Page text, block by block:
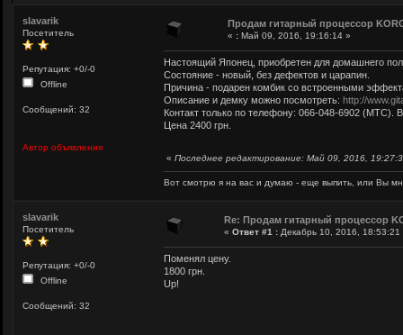
slavarik
Посетитель
Репутация: +0/-0
Offline
Сообщений: 32
Автор объявления
Продам гитарный процессор
« : Май 09, 2016, 19:16:14 »
Настоящий Японец, приобретен для домашнего
Состояние - новый, без дефектов и царапин.
Причина - подарен комбик со встроенными
Описание и демку можно посмотреть: http://
Контакт только по телефону: 066-048-6902 (МТС).
Цена 2400 грн.
« Последнее редактирование: Май 09, 2016,
Вот смотрю я на вас и думаю - еще выпить, или Вы
slavarik
Посетитель
Репутация: +0/-0
Offline
Сообщений: 32
Re: Продам гитарный процессор
« Ответ #1 : Декабрь 10, 2016, 18:53:21
Поменял цену.
1800 грн.
Up!